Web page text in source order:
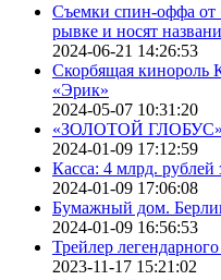
Съемки спин-оффа от
рывке и носят
2024-06-21 14:26:53
Скорбящая кинороль
«Эрик»
2024-05-07 10:31:20
«ЗОЛОТОЙ ГЛОБУС» -
2024-01-09 17:12:59
Касса: 4 млрд. рублей
2024-01-09 17:06:08
Бумажный дом.
2024-01-09 16:56:53
Трейлер
2023-11-17 15:21:02